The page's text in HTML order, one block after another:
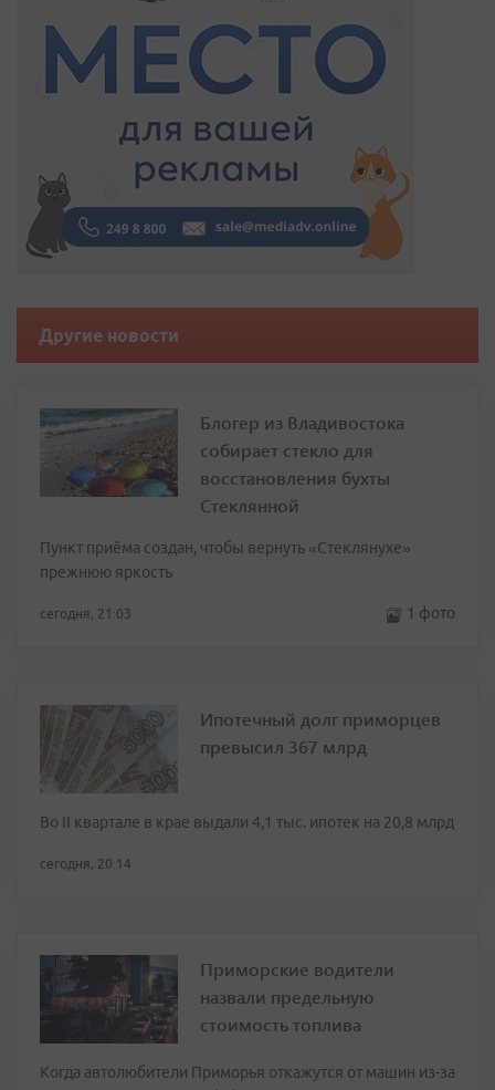
Другие новости
Блогер из Владивостока
собирает стекло для
восстановления бухты
Стеклянной
Пункт приёма создан, чтобы вернуть «Стеклянухе»
прежнюю яркость
сегодня, 21:03 1 фото
Ипотечный долг приморцев
превысил 367 млрд
Во II квартале в крае выдали 4,1 тыс. ипотек на 20,8 млрд
сегодня, 20:14
Приморские водители
назвали предельную
стоимость топлива
Когда автолюбители Приморья откажутся от машин из-за